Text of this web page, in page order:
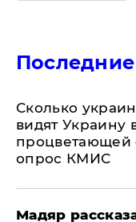
Сколько
видят Украину
процветающей
опрос КМИС
Мадяр